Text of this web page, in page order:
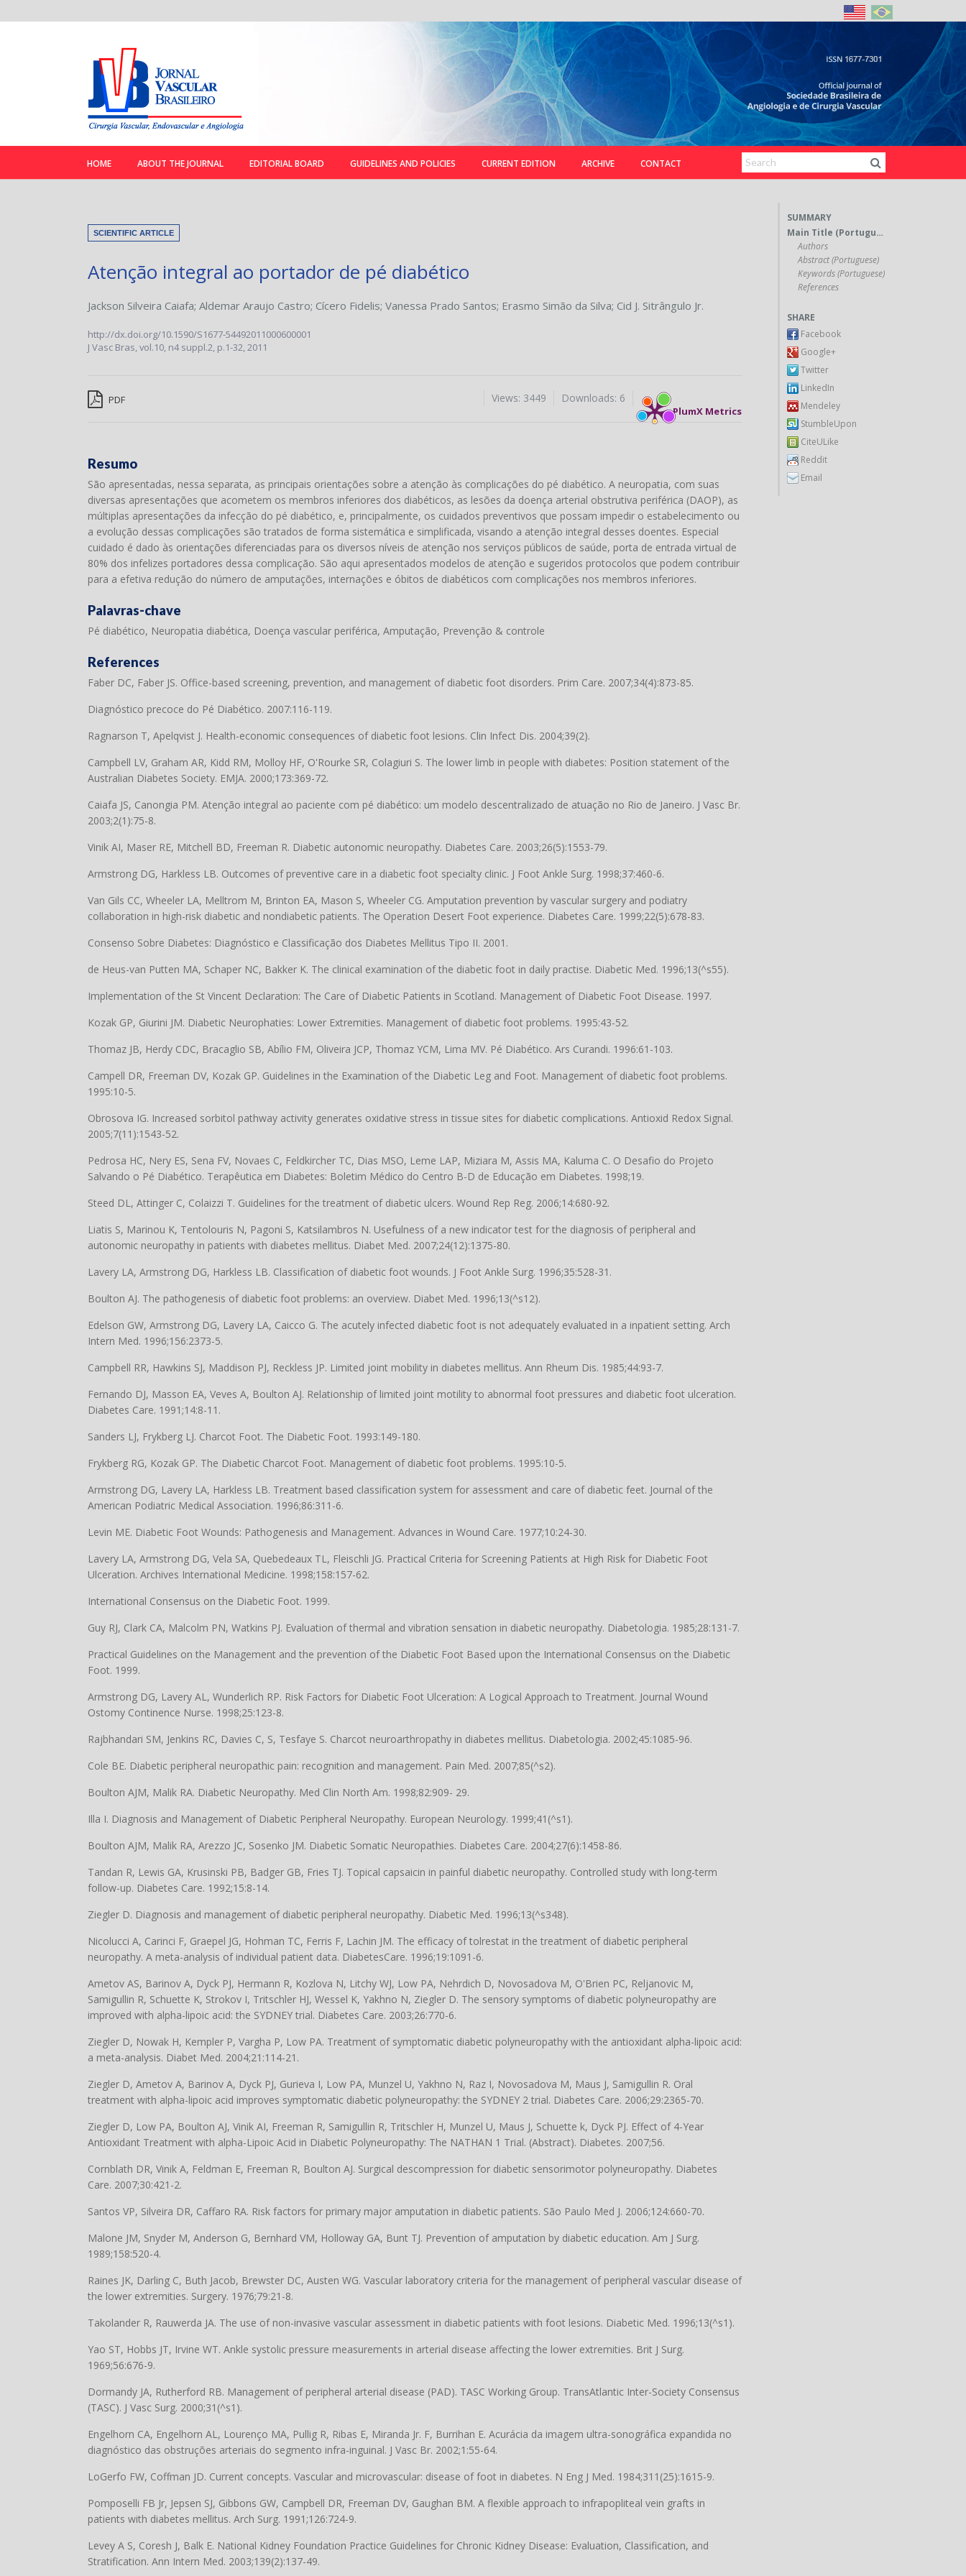
HOME ABOUT THE JOURNAL EDITORIAL BOARD GUIDELINES AND POLICIES CURRENT EDITION ARCHIVE CONTACT
SCIENTIFIC ARTICLE
Atenção integral ao portador de pé diabético
Jackson Silveira Caiafa; Aldemar Araujo Castro; Cícero Fidelis; Vanessa Prado Santos; Erasmo Simão da Silva; Cid J. Sitrângulo Jr.
http://dx.doi.org/10.1590/S1677-54492011000600001
J Vasc Bras,vol.10, n4 suppl.2, p.1-32, 2011
PDF
PlumX Metrics
Downloads: 6
Views: 3449
Resumo
São apresentadas, nessa separata, as principais orientações sobre a atenção às complicações do pé diabético. A neuropatia, com suas
diversas apresentações que acometem os membros inferiores dos diabéticos, as lesões da doença arterial obstrutiva periférica (DAOP), as
múltiplas apresentações da infecção do pé diabético, e, principalmente, os cuidados preventivos que possam impedir o estabelecimento ou
a evolução dessas complicações são tratados de forma sistemática e simplificada, visando a atenção integral desses doentes. Especial
cuidado é dado às orientações diferenciadas para os diversos níveis de atenção nos serviços públicos de saúde, porta de entrada virtual de
80% dos infelizes portadores dessa complicação. São aqui apresentados modelos de atenção e sugeridos protocolos que podem contribuir
para a efetiva redução do número de amputações, internações e óbitos de diabéticos com complicações nos membros inferiores.
Palavras-chave
Pé diabético, Neuropatia diabética, Doença vascular periférica, Amputação, Prevenção & controle
References
Faber DC, Faber JS. Office-based screening, prevention, and management of diabetic foot disorders. Prim Care. 2007;34(4):873-85.
Diagnóstico precoce do Pé Diabético. 2007:116-119.
Ragnarson T, Apelqvist J. Health-economic consequences of diabetic foot lesions. Clin Infect Dis. 2004;39(2).
Campbell LV, Graham AR, Kidd RM, Molloy HF, O'Rourke SR, Colagiuri S. The lower limb in people with diabetes: Position statement of the
Australian Diabetes Society. EMJA. 2000;173:369-72.
Caiafa JS, Canongia PM. Atenção integral ao paciente com pé diabético: um modelo descentralizado de atuação no Rio de Janeiro. J Vasc Br.
2003;2(1):75-8.
Vinik AI, Maser RE, Mitchell BD, Freeman R. Diabetic autonomic neuropathy. Diabetes Care. 2003;26(5):1553-79.
Armstrong DG, Harkless LB. Outcomes of preventive care in a diabetic foot specialty clinic. J Foot Ankle Surg. 1998;37:460-6.
Van Gils CC, Wheeler LA, Melltrom M, Brinton EA, Mason S, Wheeler CG. Amputation prevention by vascular surgery and podiatry
collaboration in high-risk diabetic and nondiabetic patients. The Operation Desert Foot experience. Diabetes Care. 1999;22(5):678-83.
Consenso Sobre Diabetes: Diagnóstico e Classificação dos Diabetes Mellitus Tipo II. 2001.
de Heus-van Putten MA, Schaper NC, Bakker K. The clinical examination of the diabetic foot in daily practise. Diabetic Med. 1996;13(^s55).
Implementation of the St Vincent Declaration: The Care of Diabetic Patients in Scotland. Management of Diabetic Foot Disease. 1997.
Kozak GP, Giurini JM. Diabetic Neurophaties: Lower Extremities. Management of diabetic foot problems. 1995:43-52.
Thomaz JB, Herdy CDC, Bracaglio SB, Abílio FM, Oliveira JCP, Thomaz YCM, Lima MV. Pé Diabético. Ars Curandi. 1996:61-103.
Campell DR, Freeman DV, Kozak GP. Guidelines in the Examination of the Diabetic Leg and Foot. Management of diabetic foot problems.
1995:10-5.
Obrosova IG. Increased sorbitol pathway activity generates oxidative stress in tissue sites for diabetic complications. Antioxid Redox Signal.
2005;7(11):1543-52.
Pedrosa HC, Nery ES, Sena FV, Novaes C, Feldkircher TC, Dias MSO, Leme LAP, Miziara M, Assis MA, Kaluma C. O Desafio do Projeto
Salvando o Pé Diabético. Terapêutica em Diabetes: Boletim Médico do Centro B-D de Educação em Diabetes. 1998;19.
Steed DL, Attinger C, Colaizzi T. Guidelines for the treatment of diabetic ulcers. Wound Rep Reg. 2006;14:680-92.
Liatis S, Marinou K, Tentolouris N, Pagoni S, Katsilambros N. Usefulness of a new indicator test for the diagnosis of peripheral and
autonomic neuropathy in patients with diabetes mellitus. Diabet Med. 2007;24(12):1375-80.
Lavery LA, Armstrong DG, Harkless LB. Classification of diabetic foot wounds. J Foot Ankle Surg. 1996;35:528-31.
Boulton AJ. The pathogenesis of diabetic foot problems: an overview. Diabet Med. 1996;13(^s12).
Edelson GW, Armstrong DG, Lavery LA, Caicco G. The acutely infected diabetic foot is not adequately evaluated in a inpatient setting. Arch
Intern Med. 1996;156:2373-5.
Campbell RR, Hawkins SJ, Maddison PJ, Reckless JP. Limited joint mobility in diabetes mellitus. Ann Rheum Dis. 1985;44:93-7.
Fernando DJ, Masson EA, Veves A, Boulton AJ. Relationship of limited joint motility to abnormal foot pressures and diabetic foot ulceration.
Diabetes Care. 1991;14:8-11.
Sanders LJ, Frykberg LJ. Charcot Foot. The Diabetic Foot. 1993:149-180.
Frykberg RG, Kozak GP. The Diabetic Charcot Foot. Management of diabetic foot problems. 1995:10-5.
Armstrong DG, Lavery LA, Harkless LB. Treatment based classification system for assessment and care of diabetic feet. Journal of the
American Podiatric Medical Association. 1996;86:311-6.
Levin ME. Diabetic Foot Wounds: Pathogenesis and Management. Advances in Wound Care. 1977;10:24-30.
Lavery LA, Armstrong DG, Vela SA, Quebedeaux TL, Fleischli JG. Practical Criteria for Screening Patients at High Risk for Diabetic Foot
Ulceration. Archives International Medicine. 1998;158:157-62.
International Consensus on the Diabetic Foot. 1999.
Guy RJ, Clark CA, Malcolm PN, Watkins PJ. Evaluation of thermal and vibration sensation in diabetic neuropathy. Diabetologia. 1985;28:131-7.
Practical Guidelines on the Management and the prevention of the Diabetic Foot Based upon the International Consensus on the Diabetic
Foot. 1999.
Armstrong DG, Lavery AL, Wunderlich RP. Risk Factors for Diabetic Foot Ulceration: A Logical Approach to Treatment. Journal Wound
Ostomy Continence Nurse. 1998;25:123-8.
Rajbhandari SM, Jenkins RC, Davies C, S, Tesfaye S. Charcot neuroarthropathy in diabetes mellitus. Diabetologia. 2002;45:1085-96.
Cole BE. Diabetic peripheral neuropathic pain: recognition and management. Pain Med. 2007;85(^s2).
Boulton AJM, Malik RA. Diabetic Neuropathy. Med Clin North Am. 1998;82:909- 29.
Illa I. Diagnosis and Management of Diabetic Peripheral Neuropathy. European Neurology. 1999;41(^s1).
Boulton AJM, Malik RA, Arezzo JC, Sosenko JM. Diabetic Somatic Neuropathies. Diabetes Care. 2004;27(6):1458-86.
Tandan R, Lewis GA, Krusinski PB, Badger GB, Fries TJ. Topical capsaicin in painful diabetic neuropathy. Controlled study with long-term
follow-up. Diabetes Care. 1992;15:8-14.
Ziegler D. Diagnosis and management of diabetic peripheral neuropathy. Diabetic Med. 1996;13(^s348).
Nicolucci A, Carinci F, Graepel JG, Hohman TC, Ferris F, Lachin JM. The efficacy of tolrestat in the treatment of diabetic peripheral
neuropathy. A meta-analysis of individual patient data. DiabetesCare. 1996;19:1091-6.
Ametov AS, Barinov A, Dyck PJ, Hermann R, Kozlova N, Litchy WJ, Low PA, Nehrdich D, Novosadova M, O'Brien PC, Reljanovic M,
Samigullin R, Schuette K, Strokov I, Tritschler HJ, Wessel K, Yakhno N, Ziegler D. The sensory symptoms of diabetic polyneuropathy are
improved with alpha-lipoic acid: the SYDNEY trial. Diabetes Care. 2003;26:770-6.
Ziegler D, Nowak H, Kempler P, Vargha P, Low PA. Treatment of symptomatic diabetic polyneuropathy with the antioxidant alpha-lipoic acid:
a meta-analysis. Diabet Med. 2004;21:114-21.
Ziegler D, Ametov A, Barinov A, Dyck PJ, Gurieva I, Low PA, Munzel U, Yakhno N, Raz I, Novosadova M, Maus J, Samigullin R. Oral
treatment with alpha-lipoic acid improves symptomatic diabetic polyneuropathy: the SYDNEY 2 trial. Diabetes Care. 2006;29:2365-70.
Ziegler D, Low PA, Boulton AJ, Vinik AI, Freeman R, Samigullin R, Tritschler H, Munzel U, Maus J, Schuette k, Dyck PJ. Effect of 4-Year
Antioxidant Treatment with alpha-Lipoic Acid in Diabetic Polyneuropathy: The NATHAN 1 Trial. (Abstract). Diabetes. 2007;56.
Cornblath DR, Vinik A, Feldman E, Freeman R, Boulton AJ. Surgical descompression for diabetic sensorimotor polyneuropathy. Diabetes
Care. 2007;30:421-2.
Santos VP, Silveira DR, Caffaro RA. Risk factors for primary major amputation in diabetic patients. São Paulo Med J. 2006;124:660-70.
Malone JM, Snyder M, Anderson G, Bernhard VM, Holloway GA, Bunt TJ. Prevention of amputation by diabetic education. Am J Surg.
1989;158:520-4.
Raines JK, Darling C, Buth Jacob, Brewster DC, Austen WG. Vascular laboratory criteria for the management of peripheral vascular disease of
the lower extremities. Surgery. 1976;79:21-8.
Takolander R, Rauwerda JA. The use of non-invasive vascular assessment in diabetic patients with foot lesions. Diabetic Med. 1996;13(^s1).
Yao ST, Hobbs JT, Irvine WT. Ankle systolic pressure measurements in arterial disease affecting the lower extremities. Brit J Surg.
1969;56:676-9.
Dormandy JA, Rutherford RB. Management of peripheral arterial disease (PAD). TASC Working Group. TransAtlantic Inter-Society Consensus
(TASC). J Vasc Surg. 2000;31(^s1).
Engelhorn CA, Engelhorn AL, Lourenço MA, Pullig R, Ribas E, Miranda Jr. F, Burrihan E. Acurácia da imagem ultra-sonográfica expandida no
diagnóstico das obstruções arteriais do segmento infra-inguinal. J Vasc Br. 2002;1:55-64.
LoGerfo FW, Coffman JD. Current concepts. Vascular and microvascular: disease of foot in diabetes. N Eng J Med. 1984;311(25):1615-9.
Pomposelli FB Jr, Jepsen SJ, Gibbons GW, Campbell DR, Freeman DV, Gaughan BM. A flexible approach to infrapopliteal vein grafts in
patients with diabetes mellitus. Arch Surg. 1991;126:724-9.
Levey A S, Coresh J, Balk E. National Kidney Foundation Practice Guidelines for Chronic Kidney Disease: Evaluation, Classification, and
Stratification. Ann Intern Med. 2003;139(2):137-49.
SUMMARY
Main Title (Portuguese)
Authors
Abstract (Portuguese)
Keywords (Portuguese)
References
SHARE
Facebook
Google+
Twitter
LinkedIn
Mendeley
StumbleUpon
CiteULike
Reddit
Email